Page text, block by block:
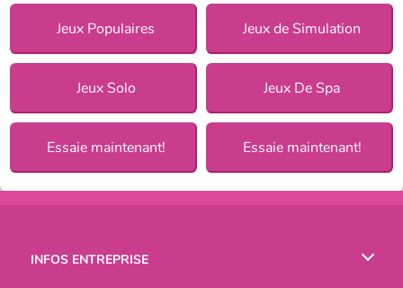
Jeux Populaires Jeux de Simulation
Jeux Solo Jeux De Spa
Essaie maintenant! Essaie maintenant!
INFOS ENTREPRISE